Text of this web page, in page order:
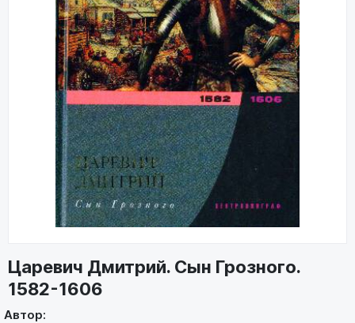
Царевич Дмитрий. Сын Грозного.
1582-1606
Автор: